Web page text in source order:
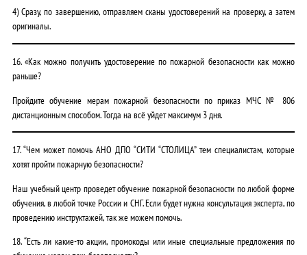
4) Сразу, по завершению, отправляем сканы удостоверений на проверку, а затем
оригиналы.
16. «Как можно получить удостоверение по пожарной безопасности как можно
раньше?
Пройдите обучение мерам пожарной безопасности по приказ МЧС № 806
дистанционным способом. Тогда на всё уйдет максимум 3 дня.
17. “Чем может помочь АНО ДПО “СИТИ “СТОЛИЦА” тем специалистам, которые
хотят пройти пожарную безопасности?
Наш учебный центр проведет обучение пожарной безопасности по любой форме
обучения, в любой точке России и СНГ. Если будет нужна консультация эксперта, по
проведению инструктажей, так же можем помочь.
18. “Есть ли какие-то акции, промокоды или иные специальные предложения по